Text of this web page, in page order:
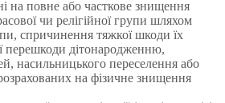
на повне або часткове знищення
чи релігійної групи шляхом
спричинення тяжкої шкоди їх
перешкоди дітонародженню,
насильницького переселення або
на фізичне знищення